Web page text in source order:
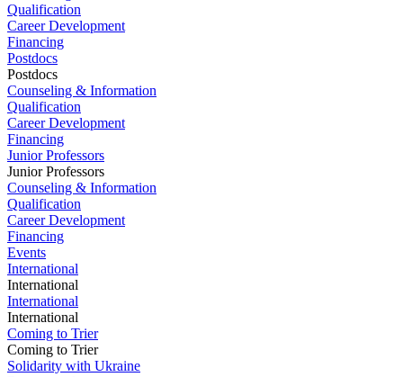
Qualification
Career Development
Financing
Postdocs
Postdocs
Counseling & Information
Qualification
Career Development
Financing
Junior Professors
Junior Professors
Counseling & Information
Qualification
Career Development
Financing
Events
International
International
International
International
Coming to Trier
Coming to Trier
Solidarity with Ukraine